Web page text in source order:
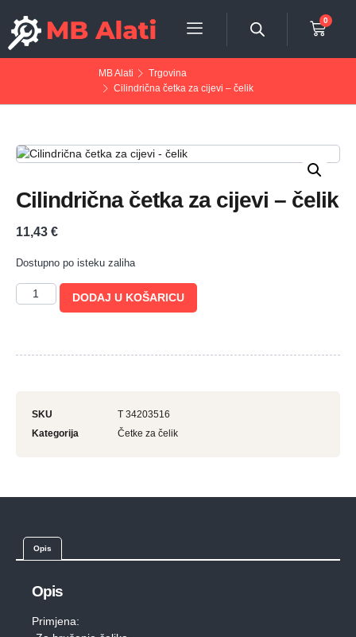
0
MB Alati
Trgovina
Cilindrična četka za cijevi – čelik
Cilindrična četka za cijevi – čelik
11,43 €
Dostupno po isteku zaliha
DODAJ U KOŠARICU
SKU
T 34203516
Kategorija
Četke za čelik
Opis
Opis
Primjena: